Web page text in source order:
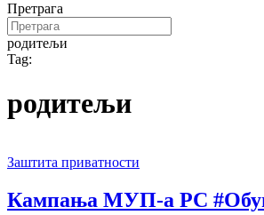
Претрага
родитељи
Tag:
родитељи
Заштита приватности
Кампања МУП-а РС